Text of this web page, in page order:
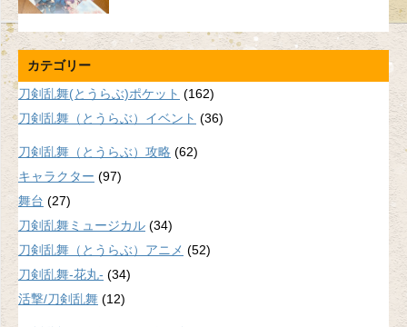
カテゴリー
刀剣乱舞(とうらぶ)ポケット (162)
刀剣乱舞（とうらぶ）イベント (36)
刀剣乱舞（とうらぶ）攻略 (62)
キャラクター (97)
舞台 (27)
刀剣乱舞ミュージカル (34)
刀剣乱舞（とうらぶ）アニメ (52)
刀剣乱舞-花丸- (34)
活撃/刀剣乱舞 (12)